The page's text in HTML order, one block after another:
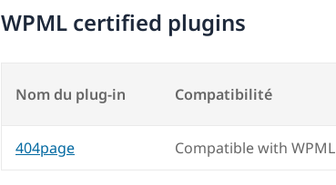
WPML certified plugins
Nom du plug-in Compatibilité
404page Compatible with WPML